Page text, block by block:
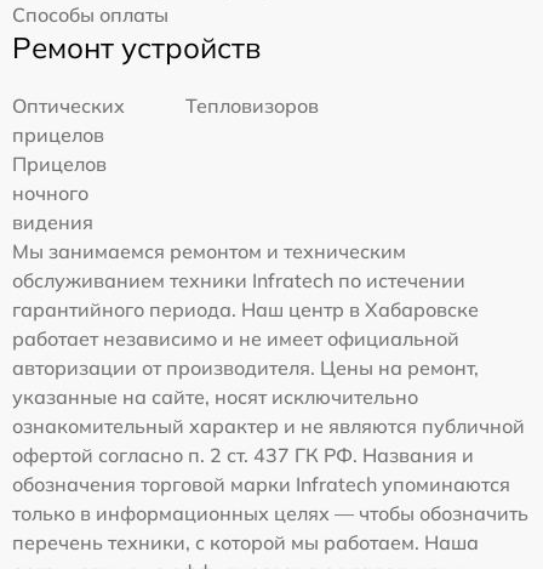
Способы оплаты
Ремонт устройств
Оптических
прицелов
Тепловизоров
Прицелов
ночного
видения
Мы занимаемся ремонтом и техническим
обслуживанием техники Infratech по истечении
гарантийного периода. Наш центр в Хабаровске
работает независимо и не имеет официальной
авторизации от производителя. Цены на ремонт,
указанные на сайте, носят исключительно
ознакомительный характер и не являются публичной
офертой согласно п. 2 ст. 437 ГК РФ. Названия и
обозначения торговой марки Infratech упоминаются
только в информационных целях — чтобы обозначить
перечень техники, с которой мы работаем. Наша